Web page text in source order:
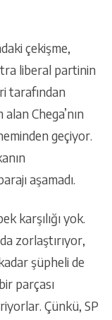
çekişme,
liberal partinin
tarafından
Chega’nın
geçiyor.
aşamadı.
karşılığı yok.
zorlaştırıyor,
şüpheli de
parçası
Çünkü, SP